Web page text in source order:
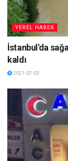
YEREL HABER
İstanbul'da
kaldı
2021-07-03